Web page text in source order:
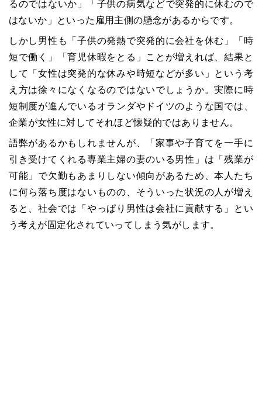
るのではないか」「子供の病気などで突発的に休むので
はないか」といった雇用主側の懸念があるからです。
しかし男性も「子供の発熱で突発的に会社を休む」「時
短で働く」「育児休暇をとる」ことが増えれば、結果と
して「女性は突発的な休みや時短などが多い」という考
え方は徐々になくなるのではないでしょうか。実際に時
短制度が進んでいるオランダやドイツのような国では、
企業が女性に対してそれほど懐疑的ではありません。
語弊があるかもしれませんが、「家事や子育てを一手に
引き受けてくれる専業主婦の妻のいる男性」は「残業が
可能」で欠勤もあまりしない傾向があるため、本人たち
に何ら落ち度はないものの、そういった状況の人が増え
ると、社会では「やっぱり男性は会社に貢献する」とい
う考えが固定化されていってしまう気がします。